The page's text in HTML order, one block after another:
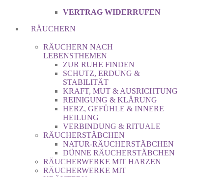
VERTRAG WIDERRUFEN
RÄUCHERN
RÄUCHERN NACH
LEBENSTHEMEN
ZUR RUHE FINDEN
SCHUTZ, ERDUNG &
STABILITÄT
KRAFT, MUT & AUSRICHTUNG
REINIGUNG & KLÄRUNG
HERZ, GEFÜHLE & INNERE
HEILUNG
VERBINDUNG & RITUALE
RÄUCHERSTÄBCHEN
NATUR-RÄUCHERSTÄBCHEN
DÜNNE RÄUCHERSTÄBCHEN
RÄUCHERWERKE MIT HARZEN
RÄUCHERWERKE MIT